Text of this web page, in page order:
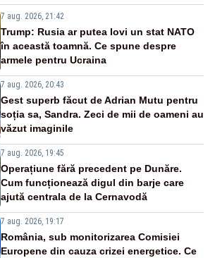
7 aug. 2026, 21:42
Trump: Rusia ar putea lovi un stat NATO
în această toamnă. Ce spune despre
armele pentru Ucraina
7 aug. 2026, 20:43
Gest superb făcut de Adrian Mutu pentru
soția sa, Sandra. Zeci de mii de oameni au
văzut imaginile
7 aug. 2026, 19:45
Operațiune fără precedent pe Dunăre.
Cum funcționează digul din barje care
ajută centrala de la Cernavodă
7 aug. 2026, 19:17
România, sub monitorizarea Comisiei
Europene din cauza crizei energetice. Ce